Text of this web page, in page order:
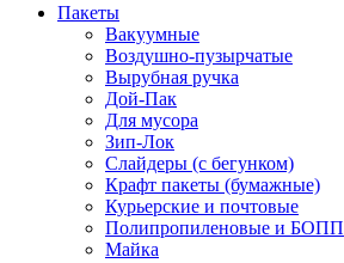
Пакеты
Вакуумные
Воздушно-пузырчатые
Вырубная ручка
Дой-Пак
Для мусора
Зип-Лок
Слайдеры (с бегунком)
Крафт пакеты (бумажные)
Курьерские и почтовые
Полипропиленовые и БОПП
Майка